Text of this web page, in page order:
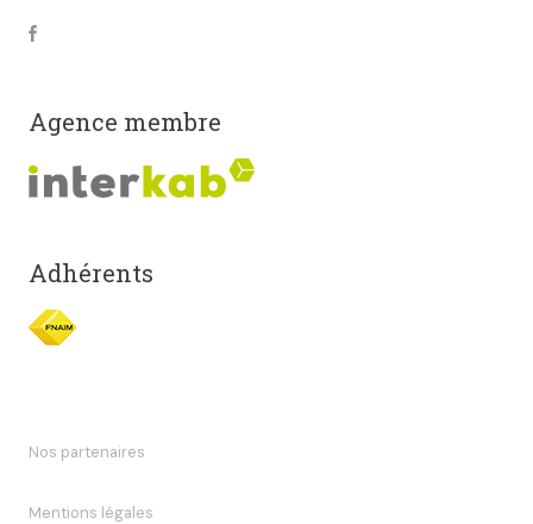
Agence membre
Adhérents
Nos partenaires
Mentions légales